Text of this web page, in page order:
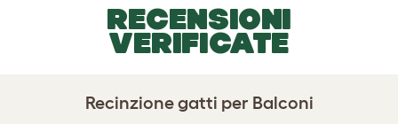
RECENSIONI
VERIFICATE
Recinzione gatti per Balconi